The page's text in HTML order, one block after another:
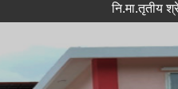
नि.मा.तृतीय श्रेणी